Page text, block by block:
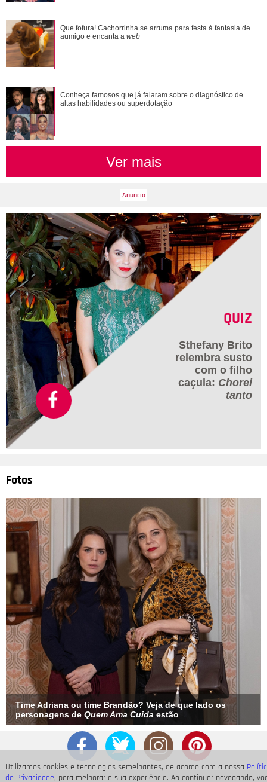
Utilizamos cookies e tecnologias semelhantes, de acordo com a nossa
de Privacidade, para melhorar a sua experiência. Ao continuar navegando,
Saiba o que vai acontecer em Coração Acelerado nesta
quarta-feira
Que fofura! Cachorrinha se arruma para festa à fantasia de
aumigo e encanta a web
Conheça famosos que já falaram sobre o diagnóstico de
altas habilidades ou superdotação
Ver mais
QUIZ
Sthefany Brito
relembra susto
com o filho
caçula: Chorei
tanto
Fotos
Time Adriana ou time Brandão? Veja de que lado os
personagens de Quem Ama Cuida estão